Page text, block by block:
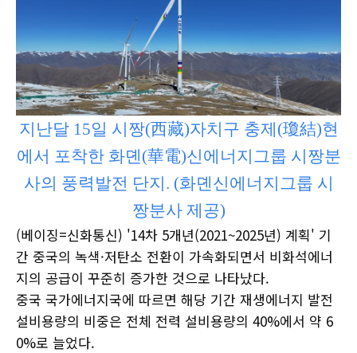
지난달 15일 시짱(西藏)자치구 충제(瓊結)현
에서 포착한 화뎬(華電)신에너지그룹 시짱분
사의 풍력발전 단지. (화뎬신에너지그룹 시
짱분사 제공)
(베이징=신화통신) '14차 5개년(2021~2025년) 계획' 기
간 중국의 녹색·저탄소 전환이 가속화되면서 비화석에너
지의 공급이 꾸준히 증가한 것으로 나타났다.
중국 국가에너지국에 따르면 해당 기간 재생에너지 발전
설비용량의 비중은 전체 전력 설비용량의 40%에서 약 6
0%로 늘었다.